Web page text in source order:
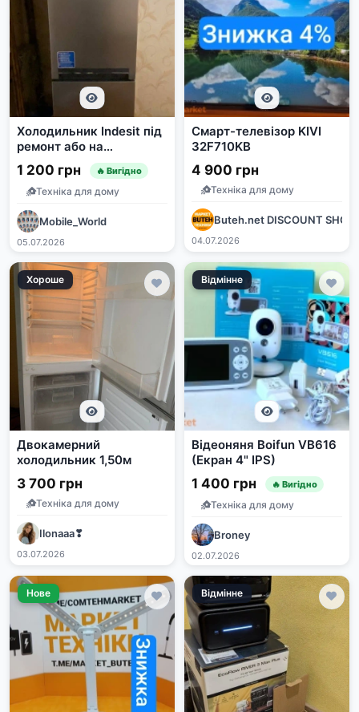
Холодильник Indesit під
ремонт або на
запчастини
1 200 грн 🔥 Вигідно
Техніка для дому
Mobile_World
05.07.2026
Смарт-телевізор KIVI
32F710KB
4 900 грн
Техніка для дому
Buteh.net DISCOUNT SHOP
04.07.2026
Хороше
Двокамерний
холодильник 1,50м
3 700 грн
Техніка для дому
Ilonaаа❣
03.07.2026
Відмінне
Відеоняня Boifun VB616
(Екран 4" IPS)
1 400 грн 🔥 Вигідно
Техніка для дому
Broney
02.07.2026
Нове Відмінне